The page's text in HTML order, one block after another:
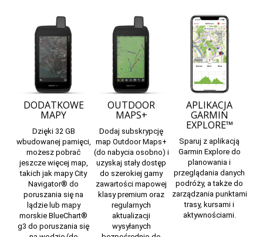
DODATKOWE
MAPY
Dzięki 32 GB
wbudowanej pamięci,
możesz pobrać
jeszcze więcej map,
takich jak mapyCity
Navigator® do
poruszania się na
lądzie lub mapy
morskieBlueChart®
g3 do poruszania się
OUTDOOR
MAPS+
Dodaj subskrypcję
mapOutdoor Maps+
(do nabycia osobno) i
uzyskaj stały dostęp
do szerokiej gamy
zawartości mapowej
klasy premium oraz
regularnych
aktualizacji
wysyłanych
APLIKACJA
GARMIN
EXPLORE™
Sparuj z aplikacją
Garmin Exploredo
planowania i
przeglądania danych
podróży, a także do
zarządzania punktami
trasy, kursami i
aktywnościami.